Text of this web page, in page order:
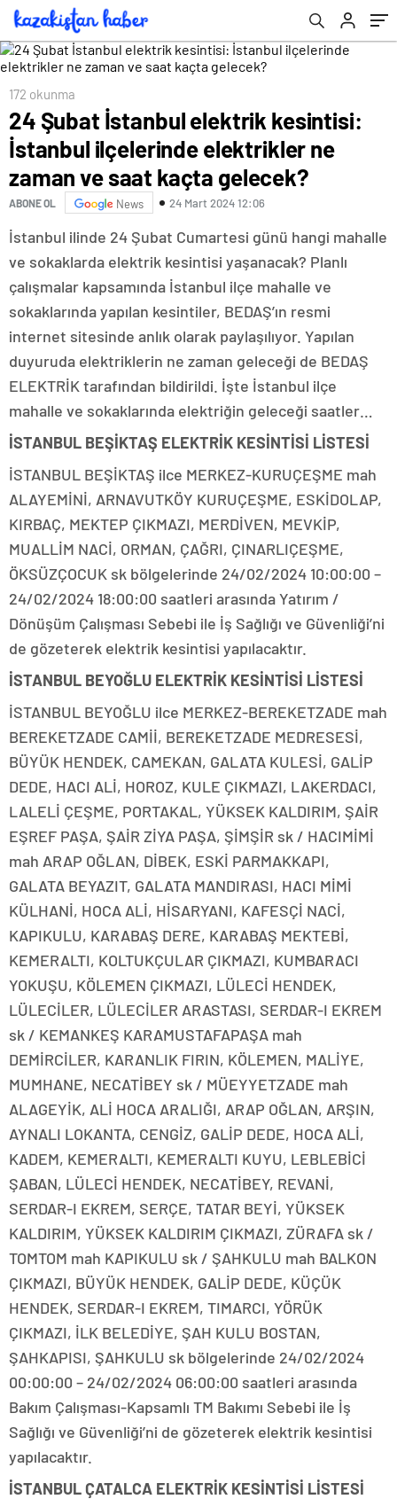
kaçta gelecek?
172 okunma
24 Şubat İstanbul elektrik kesintisi:
İstanbul ilçelerinde elektrikler ne
zaman ve saat kaçta gelecek?
ABONE OL News 24 Mart 2024 12:06
İstanbul ilinde 24 Şubat Cumartesi günü hangi mahalle
ve sokaklarda elektrik kesintisi yaşanacak? Planlı
çalışmalar kapsamında İstanbul ilçe mahalle ve
sokaklarında yapılan kesintiler, BEDAŞ’ın resmi
internet sitesinde anlık olarak paylaşılıyor. Yapılan
duyuruda elektriklerin ne zaman geleceği de BEDAŞ
ELEKTRİK tarafından bildirildi. İşte İstanbul ilçe
mahalle ve sokaklarında elektriğin geleceği saatler…
İSTANBUL BEŞİKTAŞ ELEKTRİK KESİNTİSİ LİSTESİ
İSTANBUL BEŞİKTAŞ ilce MERKEZ-KURUÇEŞME mah
ALAYEMİNİ, ARNAVUTKÖY KURUÇEŞME, ESKİDOLAP,
KIRBAÇ, MEKTEP ÇIKMAZI, MERDİVEN, MEVKİP,
MUALLİM NACİ, ORMAN, ÇAĞRI, ÇINARLIÇEŞME,
ÖKSÜZÇOCUK sk bölgelerinde 24/02/2024 10:00:00 –
24/02/2024 18:00:00 saatleri arasında Yatırım /
Dönüşüm Çalışması Sebebi ile İş Sağlığı ve Güvenliği’ni
de gözeterek elektrik kesintisi yapılacaktır.
İSTANBUL BEYOĞLU ELEKTRİK KESİNTİSİ LİSTESİ
İSTANBUL BEYOĞLU ilce MERKEZ-BEREKETZADE mah
BEREKETZADE CAMİİ, BEREKETZADE MEDRESESİ,
BÜYÜK HENDEK, CAMEKAN, GALATA KULESİ, GALİP
DEDE, HACI ALİ, HOROZ, KULE ÇIKMAZI, LAKERDACI,
LALELİ ÇEŞME, PORTAKAL, YÜKSEK KALDIRIM, ŞAİR
EŞREF PAŞA, ŞAİR ZİYA PAŞA, ŞİMŞİR sk / HACIMİMİ
mah ARAP OĞLAN, DİBEK, ESKİ PARMAKKAPI,
GALATA BEYAZIT, GALATA MANDIRASI, HACI MİMİ
KÜLHANİ, HOCA ALİ, HİSARYANI, KAFESÇİ NACİ,
KAPIKULU, KARABAŞ DERE, KARABAŞ MEKTEBİ,
KEMERALTI, KOLTUKÇULAR ÇIKMAZI, KUMBARACI
YOKUŞU, KÖLEMEN ÇIKMAZI, LÜLECİ HENDEK,
LÜLECİLER, LÜLECİLER ARASTASI, SERDAR-I EKREM
sk / KEMANKEŞ KARAMUSTAFAPAŞA mah
DEMİRCİLER, KARANLIK FIRIN, KÖLEMEN, MALİYE,
MUMHANE, NECATİBEY sk / MÜEYYETZADE mah
ALAGEYİK, ALİ HOCA ARALIĞI, ARAP OĞLAN, ARŞIN,
AYNALI LOKANTA, CENGİZ, GALİP DEDE, HOCA ALİ,
KADEM, KEMERALTI, KEMERALTI KUYU, LEBLEBİCİ
ŞABAN, LÜLECİ HENDEK, NECATİBEY, REVANİ,
SERDAR-I EKREM, SERÇE, TATAR BEYİ, YÜKSEK
KALDIRIM, YÜKSEK KALDIRIM ÇIKMAZI, ZÜRAFA sk /
TOMTOM mah KAPIKULU sk / ŞAHKULU mah BALKON
ÇIKMAZI, BÜYÜK HENDEK, GALİP DEDE, KÜÇÜK
HENDEK, SERDAR-I EKREM, TIMARCI, YÖRÜK
ÇIKMAZI, İLK BELEDİYE, ŞAH KULU BOSTAN,
ŞAHKAPISI, ŞAHKULU sk bölgelerinde 24/02/2024
00:00:00 – 24/02/2024 06:00:00 saatleri arasında
Bakım Çalışması-Kapsamlı TM Bakımı Sebebi ile İş
Sağlığı ve Güvenliği’ni de gözeterek elektrik kesintisi
yapılacaktır.
İSTANBUL ÇATALCA ELEKTRİK KESİNTİSİ LİSTESİ